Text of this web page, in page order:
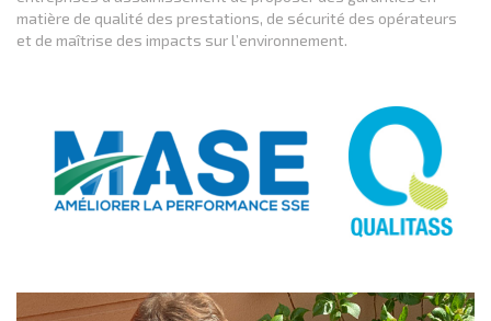
matière de qualité des prestations, de sécurité des opérateurs
et de maîtrise des impacts sur l’environnement.